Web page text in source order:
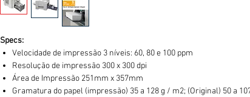
Specs:
Velocidade de impressão 3 níveis: 60, 80 e 100 ppm
Resolução de impressão 300 x 300 dpi
Área de Impressão 251mm x 357mm
Gramatura do papel (impressão) 35 a 128 g / m2; (Original) 50 a